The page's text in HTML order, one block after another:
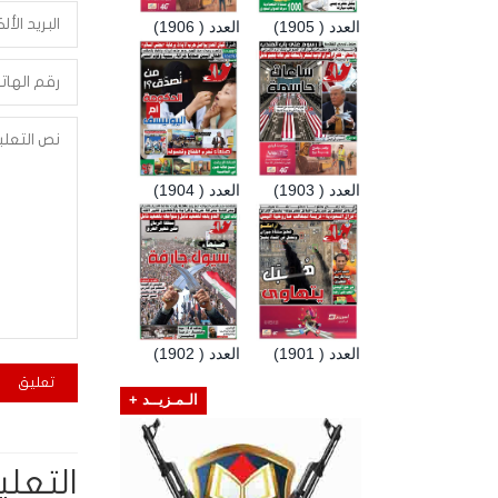
العدد ( 1906) العدد ( 1905)
العدد ( 1904) العدد ( 1903)
العدد ( 1902) العدد ( 1901)
الـمـزيــد +